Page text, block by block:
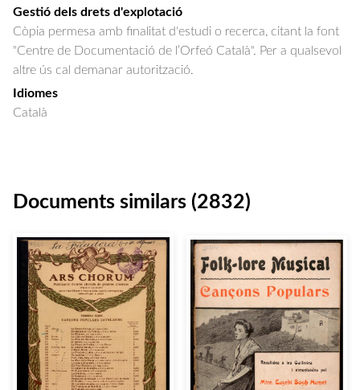
Gestió dels drets d'explotació
Còpia permesa amb finalitat d'estudi o recerca, citant la font
"Centre de Documentació de l’Orfeó Català". Per a qualsevol
altre ús cal demanar autorització.
Idiomes
Català
Documents similars (2832)